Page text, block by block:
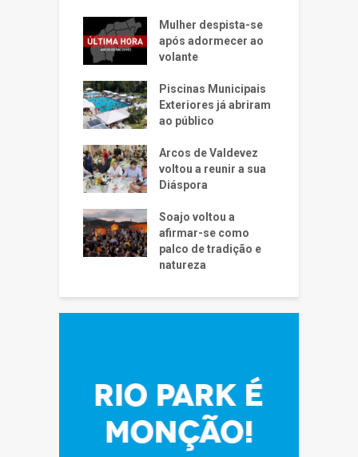
Mulher despista-se
após adormecer ao
volante
Piscinas Municipais
Exteriores já abriram
ao público
Arcos de Valdevez
voltou a reunir a sua
Diáspora
Soajo voltou a
afirmar-se como
palco de tradição e
natureza